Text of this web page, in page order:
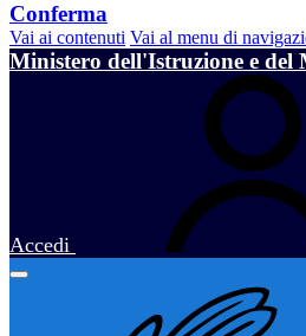
Conferma
Vai ai contenuti Vai al menu di
Ministero dell'Istruzione e del
Accedi